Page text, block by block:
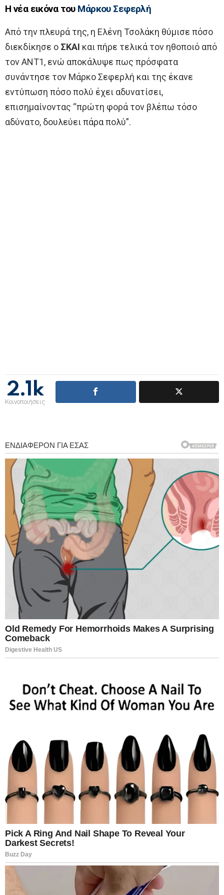
Η νέα εικόνα του Μάρκου Σεφερλή
Από την πλευρά της, η Ελένη Τσολάκη θύμισε πόσο
διεκδίκησε ο ΣΚΑΙ και πήρε τελικά τον ηθοποιό από
τον ΑΝΤ1, ενώ αποκάλυψε πως πρόσφατα
συνάντησε τον Μάρκο Σεφερλή και της έκανε
εντύπωση πόσο πολύ έχει αδυνατίσει,
επισημαίνοντας “πρώτη φορά τον βλέπω τόσο
αδύνατο, δουλεύει πάρα πολύ”.
2.1k
Κοινοποιήσεις